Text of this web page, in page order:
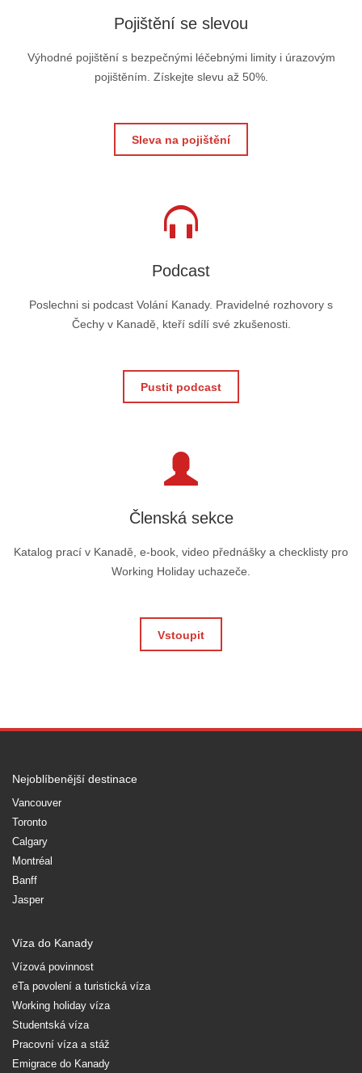
Pojištění se slevou
Výhodné pojištění s bezpečnými léčebnými limity i úrazovým
pojištěním. Získejte slevu až 50%.
Sleva na pojištění
Podcast
Poslechni si podcast Volání Kanady. Pravidelné rozhovory s
Čechy v Kanadě, kteří sdílí své zkušenosti.
Pustit podcast
Členská sekce
Katalog prací v Kanadě, e-book, video přednášky a checklisty pro
Working Holiday uchazeče.
Vstoupit
Nejoblíbenější destinace
Vancouver
Toronto
Calgary
Montréal
Banff
Jasper
Víza do Kanady
Vízová povinnost
eTa povolení a turistická víza
Working holiday víza
Studentská víza
Pracovní víza a stáž
Emigrace do Kanady